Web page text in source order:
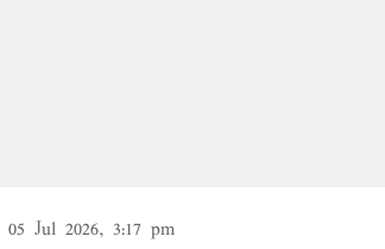
05 Jul 2026, 3:17 pm